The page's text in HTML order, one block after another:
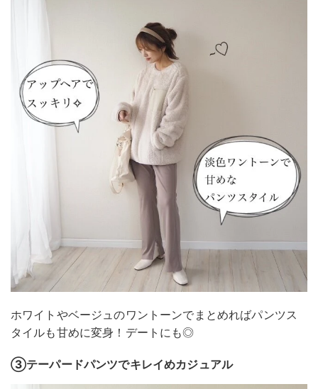
ホワイトやベージュのワントーンでまとめればパンツス
タイルも甘めに変身！デートにも◎
③テーパードパンツでキレイめカジュアル